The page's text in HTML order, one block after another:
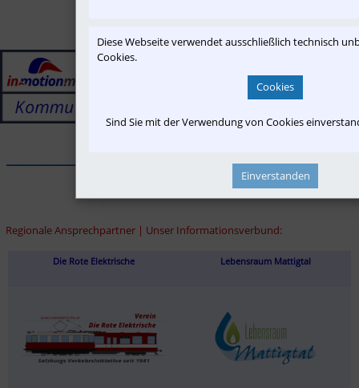
Regionale Ansprechpartner | Unser Informationsverbund:
Die Rote Elektrische Lebensraum Mattigtal
Diese Webseite verwendet ausschließlich technisch
Cookies.
Cookies
Sind Sie mit der Verwendung von Cookies
Einverstanden